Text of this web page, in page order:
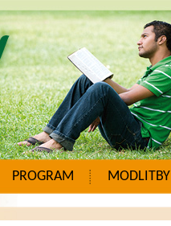
PROGRAM MODLITBY